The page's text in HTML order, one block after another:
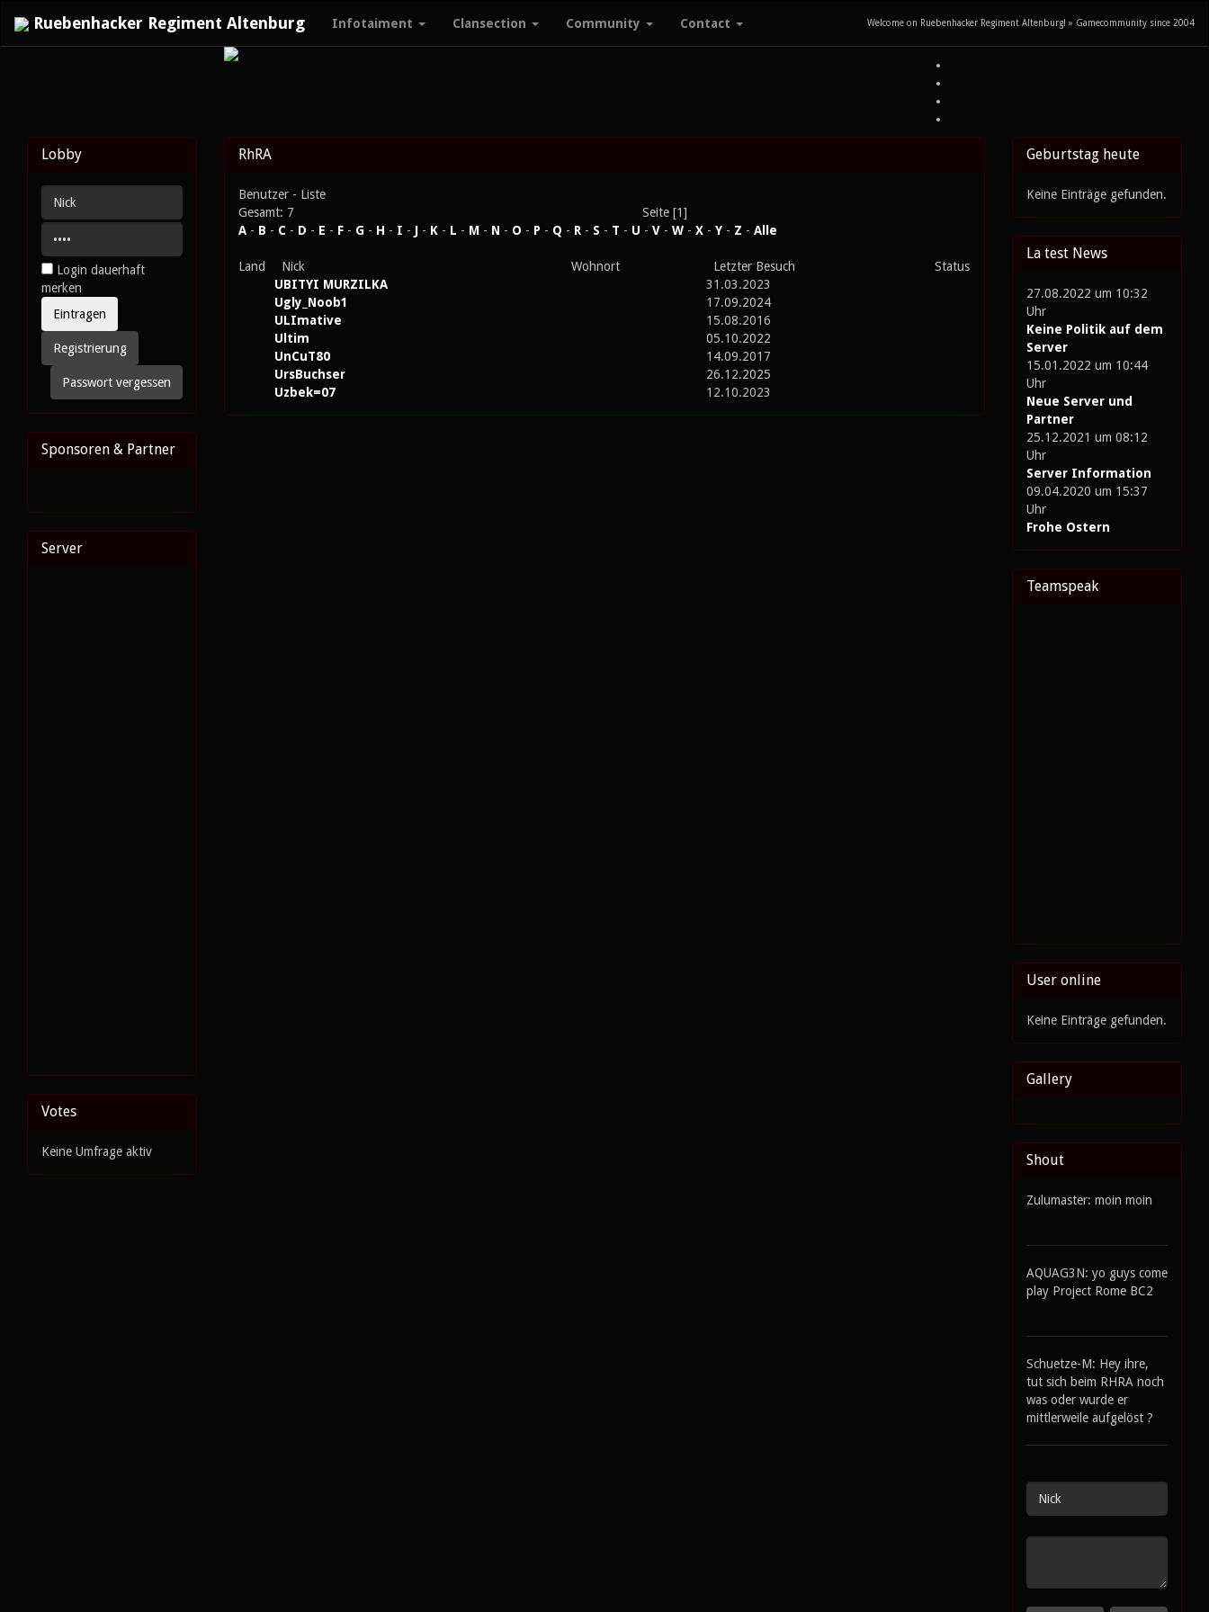
Ruebenhacker Regiment Altenburg Infotaiment Clansection Community Contact Welcome on Ruebenhacker Regiment Altenburg! » Gamecommunity since 2004
Lobby
Login dauerhaft
merken
Registrierung
Passwort vergessen
Sponsoren & Partner
Server
Votes
Keine Umfrage aktiv
RhRA
Benutzer - Liste
Gesamt: 7
Seite [1]
A - B - C - D - E - F - G - H - I - J - K - L - M - N - O - P - Q - R - S - T - U - V - W - X - Y - Z - Alle
Land Nick Wohnort Letzter Besuch
Status
UBITYI MURZILKA
31.03.2023
Ugly_Noob1
17.09.2024
ULImative
15.08.2016
Ultim
05.10.2022
UnCuT80
14.09.2017
UrsBuchser
26.12.2025
Uzbek=07
12.10.2023
Geburtstag heute
Keine Einträge gefunden.
La test News
27.08.2022 um 10:32
Uhr
Keine Politik auf dem
Server
15.01.2022 um 10:44
Uhr
Neue Server und
Partner
25.12.2021 um 08:12
Uhr
Server Information
09.04.2020 um 15:37
Uhr
Frohe Ostern
Teamspeak
User online
Keine Einträge gefunden.
Gallery
Shout
Zulumaster: moin moin
AQUAG3N: yo guys come
play Project Rome BC2
Schuetze-M: Hey ihre,
tut sich beim RHRA noch
was oder wurde er
mittlerweile aufgelöst ?